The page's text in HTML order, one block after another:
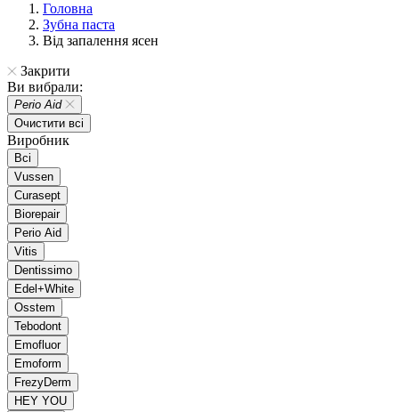
Головна
Зубна паста
Від запалення ясен
Закрити
Ви вибрали:
Perio Aid
Очистити всі
Виробник
Всі
Vussen
Curasept
Biorepair
Perio Aid
Vitis
Dentissimo
Edel+White
Osstem
Tebodont
Emofluor
Emoform
FrezyDerm
HEY YOU